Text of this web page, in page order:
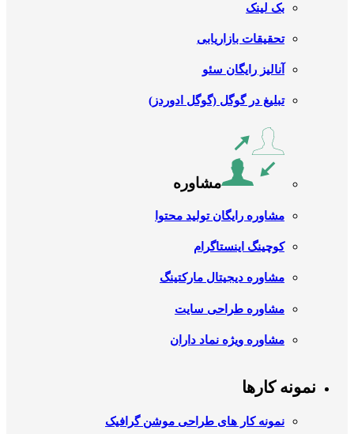
بک لینک
تحقیقات بازاریابی
آنالیز رایگان سئو
تبلیغ در گوگل (گوگل ادوردز)
مشاوره
مشاوره رایگان تولید محتوا
کوچینگ اینستاگرام
مشاوره دیجیتال مارکتینگ
مشاوره طراحی سایت
مشاوره ویژه نماد داران
نمونه کارها
نمونه کار های طراحی موشن گرافیک